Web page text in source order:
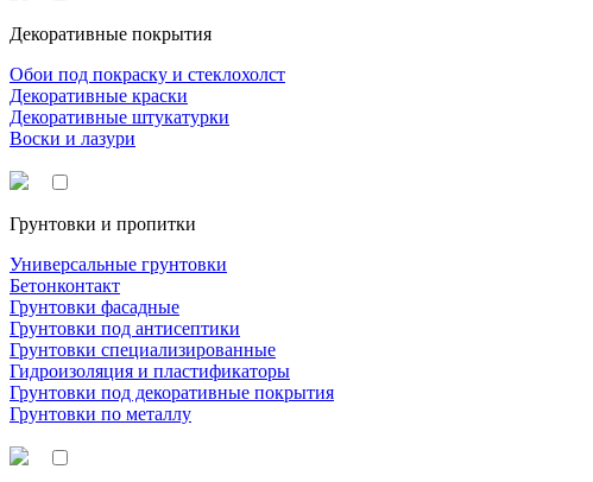
Декоративные покрытия
Обои под покраску и стеклохолст
Декоративные краски
Декоративные штукатурки
Воски и лазури
Грунтовки и пропитки
Универсальные грунтовки
Бетонконтакт
Грунтовки фасадные
Грунтовки под антисептики
Грунтовки специализированные
Гидроизоляция и пластификаторы
Грунтовки под декоративные покрытия
Грунтовки по металлу